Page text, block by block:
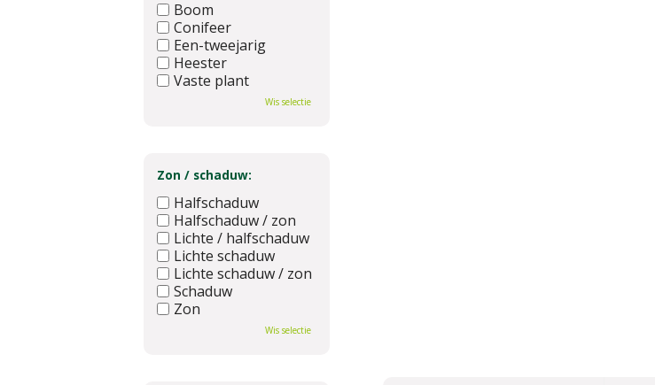
Boom
Conifeer
Een-tweejarig
Heester
Vaste plant
Wis selectie
Zon / schaduw:
Halfschaduw
Halfschaduw / zon
Lichte / halfschaduw
Lichte schaduw
Lichte schaduw / zon
Schaduw
Zon
Wis selectie